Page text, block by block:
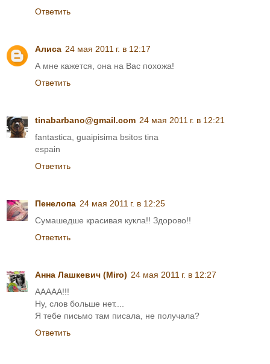
Ответить
Алиса 24 мая 2011 г. в 12:17
А мне кажется, она на Вас похожа!
Ответить
tinabarbano@gmail.com 24 мая 2011 г. в 12:21
fantastica, guaipisima bsitos tina
espain
Ответить
Пенелопа 24 мая 2011 г. в 12:25
Сумашедше красивая кукла!! Здорово!!
Ответить
Анна Лашкевич (Miro) 24 мая 2011 г. в 12:27
ААААА!!!
Ну, слов больше нет....
Я тебе письмо там писала, не получала?
Ответить